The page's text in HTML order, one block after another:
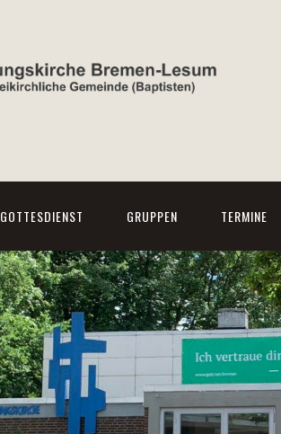
GOTTESDIENST GRUPPEN TERMINE